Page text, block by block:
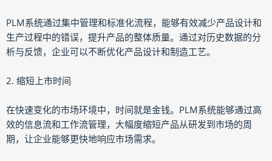
PLM系统通过集中管理和标准化流程，能够有效减少产品设计和
生产过程中的错误，提升产品的整体质量。通过对历史数据的分
析与反馈，企业可以不断优化产品设计和制造工艺。
2. 缩短上市时间
在快速变化的市场环境中，时间就是金钱。PLM系统能够通过高
效的信息流和工作流管理，大幅度缩短产品从研发到市场的周
期，让企业能够更快地响应市场需求。